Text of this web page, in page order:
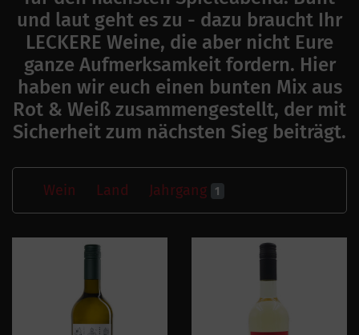
und laut geht es zu - dazu braucht Ihr
LECKERE Weine, die aber nicht Eure
ganze Aufmerksamkeit fordern. Hier
haben wir euch einen bunten Mix aus
Rot & Weiß zusammengestellt, der mit
Sicherheit zum nächsten Sieg beiträgt.
Wein Land Jahrgang 1